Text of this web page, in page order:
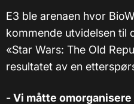
E3 ble arenaen hvor
kommende utvidelsen til
«Star Wars: The Old
resultatet av en
- Vi måtte